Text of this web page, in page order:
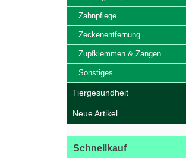
Zahnpflege
Zeckenentfernung
Zupfklemmen & Zangen
Sonstiges
Tiergesundheit
Neue Artikel
Schnellkauf